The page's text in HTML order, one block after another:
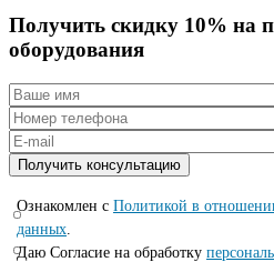
Получить скидку 10% на
оборудования
Ознакомлен с Политикой в
данных
Даю Согласие на обработку